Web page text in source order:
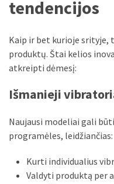
tendencijos
Kaip ir bet kurioje srityje,
produktų. Štai kelios
atkreipti dėmesį:
Išmanieji
Naujausi modeliai gali
programėles, leidžiančias:
Kurti individualius
Valdyti produktą per